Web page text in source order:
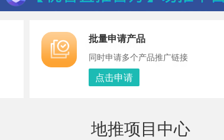
批量申请产品
同时申请多个产品推广链接
点击申请
地推项目中心